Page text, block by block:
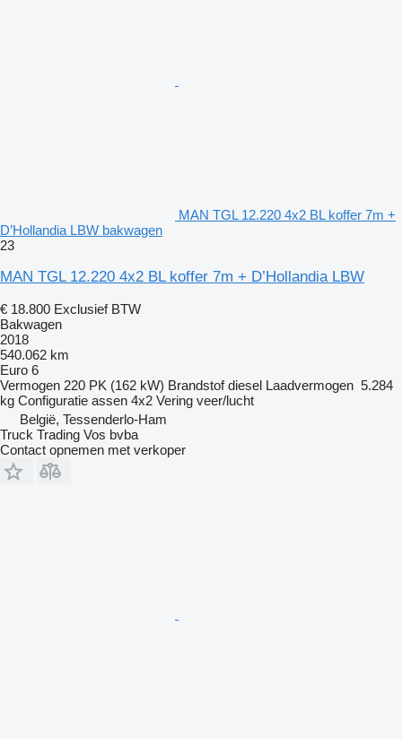
MAN TGL 12.220 4x2 BL koffer 7m +
D’Hollandia LBW bakwagen
23
MAN TGL 12.220 4x2 BL koffer 7m + D’Hollandia LBW
€ 18.800 Exclusief BTW
Bakwagen
2018
540.062 km
Euro 6
Vermogen 220 PK (162 kW) Brandstof diesel Laadvermogen 5.284
kg Configuratie assen 4x2 Vering veer/lucht
België, Tessenderlo-Ham
Truck Trading Vos bvba
Contact opnemen met verkoper